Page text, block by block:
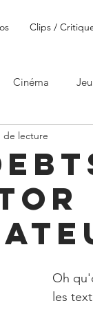
Clips /
Cinéma
de lecture
Oh
les